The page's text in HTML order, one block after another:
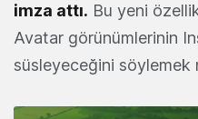
imza attı. Bu yeni
Avatar görünümlerinin
süsleyeceğini söylemek